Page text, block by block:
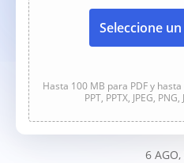
Seleccione
Hasta 100 MB para PDF y hasta
PPT, PPTX, JPEG, PNG,
6